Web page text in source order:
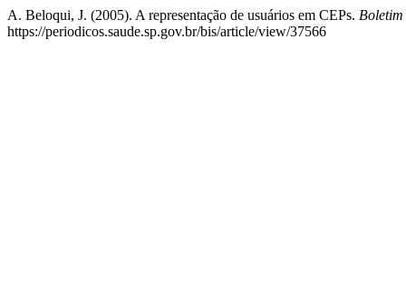
A. Beloqui, J. (2005). A representação de usuários em CEPs.
https://periodicos.saude.sp.gov.br/bis/article/view/37566